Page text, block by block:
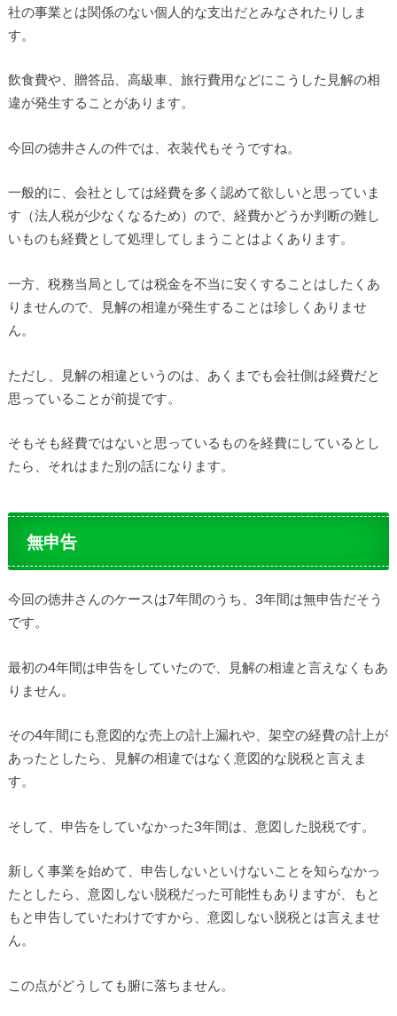
社の事業とは関係のない個人的な支出だとみなされたりしま
す。
飲食費や、贈答品、高級車、旅行費用などにこうした見解の相
違が発生することがあります。
今回の徳井さんの件では、衣装代もそうですね。
一般的に、会社としては経費を多く認めて欲しいと思っていま
す（法人税が少なくなるため）ので、経費かどうか判断の難し
いものも経費として処理してしまうことはよくあります。
一方、税務当局としては税金を不当に安くすることはしたくあ
りませんので、見解の相違が発生することは珍しくありませ
ん。
ただし、見解の相違というのは、あくまでも会社側は経費だと
思っていることが前提です。
そもそも経費ではないと思っているものを経費にしているとし
たら、それはまた別の話になります。
無申告
今回の徳井さんのケースは7年間のうち、3年間は無申告だそう
です。
最初の4年間は申告をしていたので、見解の相違と言えなくもあ
りません。
その4年間にも意図的な売上の計上漏れや、架空の経費の計上が
あったとしたら、見解の相違ではなく意図的な脱税と言えま
す。
そして、申告をしていなかった3年間は、意図した脱税です。
新しく事業を始めて、申告しないといけないことを知らなかっ
たとしたら、意図しない脱税だった可能性もありますが、もと
もと申告していたわけですから、意図しない脱税とは言えませ
ん。
この点がどうしても腑に落ちません。